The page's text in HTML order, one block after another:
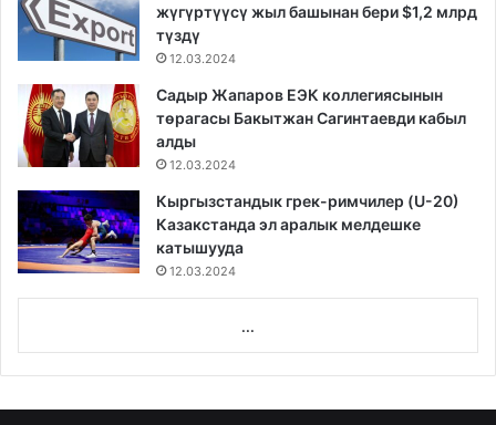
жүгүртүүсү жыл башынан бери $1,2 млрд
түздү
12.03.2024
Садыр Жапаров ЕЭК коллегиясынын
төрагасы Бакытжан Сагинтаевди кабыл
алды
12.03.2024
Кыргызстандык грек-римчилер (U-20)
Казакстанда эл аралык мелдешке
катышууда
12.03.2024
...